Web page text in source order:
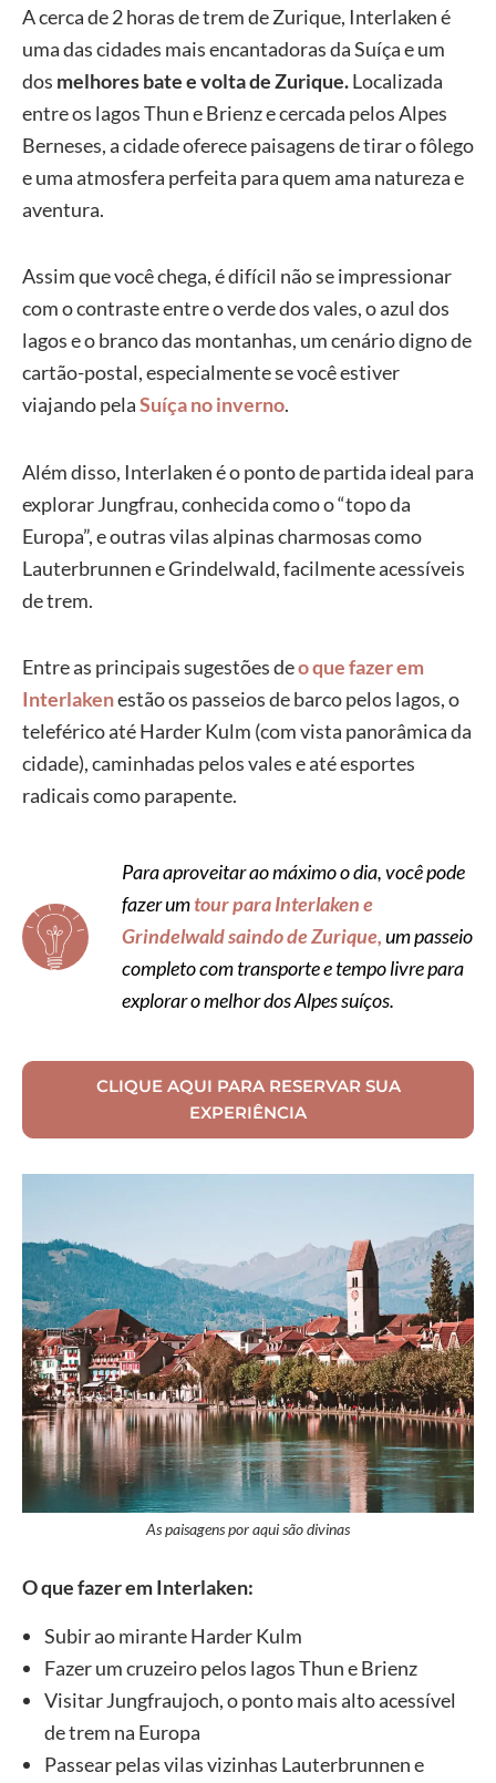
A cerca de 2 horas de trem de Zurique, Interlaken é
uma das cidades mais encantadoras da Suíça e um
dos melhores bate e volta de Zurique.Localizada
entre os lagos Thun e Brienz e cercada pelos Alpes
Berneses, a cidade oferece paisagens de tirar o fôlego
e uma atmosfera perfeita para quem ama natureza e
aventura.
Assim que você chega, é difícil não se impressionar
com o contraste entre o verde dos vales, o azul dos
lagos e o branco das montanhas, um cenário digno de
cartão-postal, especialmente se você estiver
viajando pelaSuíça no inverno.
Além disso, Interlaken é o ponto de partida ideal para
explorar Jungfrau, conhecida como o “topo da
Europa”, e outras vilas alpinas charmosas como
Lauterbrunnen e Grindelwald, facilmente acessíveis
de trem.
Entre as principais sugestões deo que fazer em
Interlakenestão os passeios de barco pelos lagos, o
teleférico até Harder Kulm (com vista panorâmica da
cidade), caminhadas pelos vales e até esportes
radicais como parapente.
Para aproveitar ao máximo o dia, você pode
fazer umtour para Interlaken e
Grindelwald saindo de Zurique,um passeio
completo com transporte e tempo livre para
explorar o melhor dos Alpes suíços.
CLIQUE AQUI PARA RESERVAR SUA
EXPERIÊNCIA
As paisagens por aqui são divinas
O que fazer em Interlaken:
Subir ao mirante Harder Kulm
Fazer um cruzeiro pelos lagos Thun e Brienz
Visitar Jungfraujoch, o ponto mais alto acessível
de trem na Europa
Passear pelas vilas vizinhas Lauterbrunnen e